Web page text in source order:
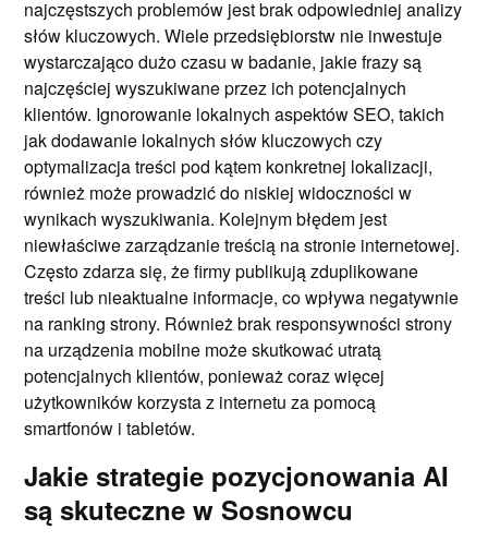
najczęstszych problemów jest brak odpowiedniej analizy
słów kluczowych. Wiele przedsiębiorstw nie inwestuje
wystarczająco dużo czasu w badanie, jakie frazy są
najczęściej wyszukiwane przez ich potencjalnych
klientów. Ignorowanie lokalnych aspektów SEO, takich
jak dodawanie lokalnych słów kluczowych czy
optymalizacja treści pod kątem konkretnej lokalizacji,
również może prowadzić do niskiej widoczności w
wynikach wyszukiwania. Kolejnym błędem jest
niewłaściwe zarządzanie treścią na stronie internetowej.
Często zdarza się, że firmy publikują zduplikowane
treści lub nieaktualne informacje, co wpływa negatywnie
na ranking strony. Również brak responsywności strony
na urządzenia mobilne może skutkować utratą
potencjalnych klientów, ponieważ coraz więcej
użytkowników korzysta z internetu za pomocą
smartfonów i tabletów.
Jakie strategie pozycjonowania AI
są skuteczne w Sosnowcu